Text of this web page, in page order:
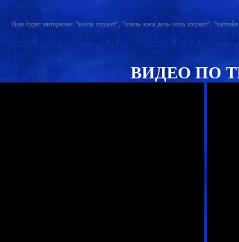
Вам будет интересно: "шелк пхукет", "отель каса дель соль пхукет",
ВИДЕО ПО